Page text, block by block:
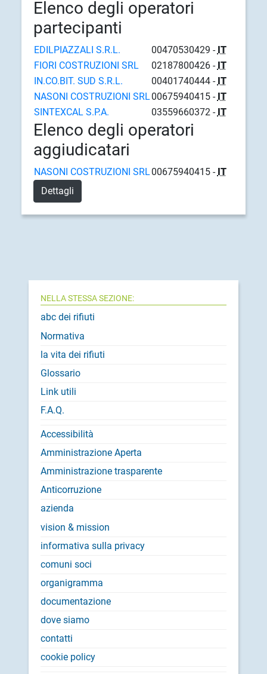
Elenco degli operatori
partecipanti
EDILPIAZZALI S.R.L. 00470530429 - IT
FIORI COSTRUZIONI SRL
02187800426 - IT
IN.CO.BIT. SUD S.R.L.
00401740444 - IT
NASONI COSTRUZIONI SRL 00675940415 - IT
SINTEXCAL S.P.A.
03559660372 - IT
Elenco degli operatori
aggiudicatari
NASONI COSTRUZIONI SRL 00675940415 - IT
Dettagli
NELLA STESSA SEZIONE:
abc dei rifiuti
Normativa
la vita dei rifiuti
Glossario
Link utili
F.A.Q.
Accessibilità
Amministrazione Aperta
Amministrazione trasparente
Anticorruzione
azienda
vision & mission
informativa sulla privacy
comuni soci
organigramma
documentazione
dove siamo
contatti
cookie policy